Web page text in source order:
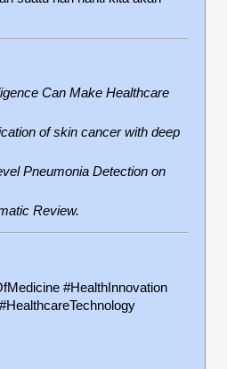
Can Make Healthcare
of skin cancer with deep
Pneumonia Detection on
Review.
#HealthInnovation